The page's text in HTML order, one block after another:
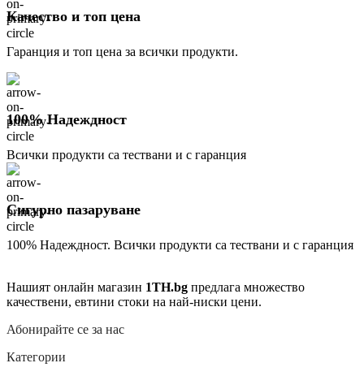
Качество и топ цена
Гаранция и топ цена за всички продукти.
100% Надеждност
Всички продукти са тествани и с гаранция
Сигурно пазаруване
100% Надеждност. Всички продукти са тествани и с гаранция
Нашият онлайн магазин 1TH.bg предлага множество
качествени, евтини стоки на най-ниски цени.
Абонирайте се за нас
Категории